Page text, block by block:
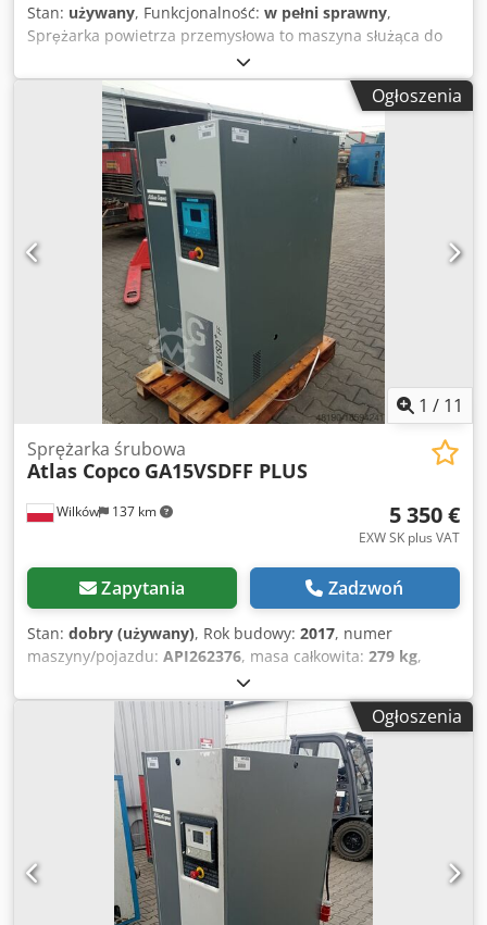
Stan: używany, Funkcjonalność: w pełni sprawny,
Sprężarka powietrza przemysłowa to maszyna służąca do
zwiększania ciśnienia i przepływu sprężonego powietrza
służącego do zasilania różnych narzędzi, urządzeń i
procesów przemysłowych. Csdpfx Aswnxzijhljrf Ogłoszenia
1 / 11
Wilków 137 km
Sprężarka śrubowa
Atlas Copco GA15VSDFF PLUS
5 350 €
EXW SK plus VAT
Zapytania Zadzwoń
Stan: dobry (używany), Rok budowy: 2017, numer
maszyny/pojazdu: API262376, masa całkowita: 279 kg,
150,6 m³/h
belka, Wyposażenie:Tabliczka znamionowa dostępna,
osuszacz ziębniczy
, Oferujemy: ATLAS COPCO GA15VSDFF
PLUS Csdpfxev Drrbo Ahlerf Dane techniczne: ROK: 2017
MOC (kW): 15 WYDAJ. (m3/min): 2,51 CIS (bar): 12,75 GODZ
(DOC/OGÓL): 25107 FALOWNIK: tak WBUD. OSUSZACZ: tak
Ogłoszenia